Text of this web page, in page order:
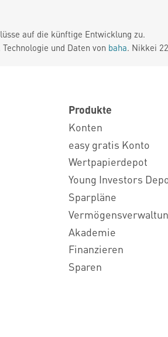
auf die künftige Entwicklung zu.
und Daten von baha. Nikkei
Produkte
Konten
easy gratis Konto
Wertpapierdepot
Young Investors
Sparpläne
Akademie
Finanzieren
Sparen